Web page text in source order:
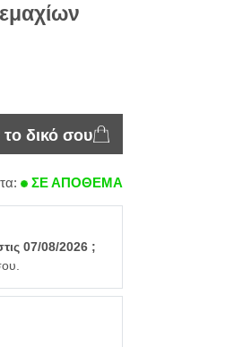
το δικό σου
ΣΕ ΑΠΟΘΕΜΑ
07/08/2026 ;